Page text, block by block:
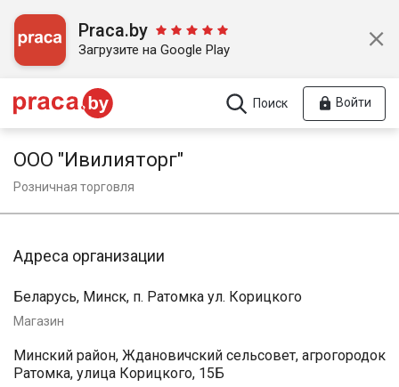
Praca.by
Загрузите на Google Play
Поиск Войти
ООО "Ивилияторг"
Розничная торговля
Адреса организации
Беларусь, Минск, п. Ратомка ул. Корицкого
Магазин
Минский район, Ждановичский сельсовет, агрогородок
Ратомка, улица Корицкого, 15Б